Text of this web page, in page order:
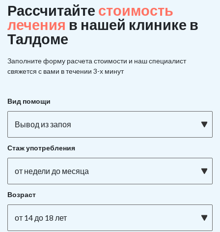
Рассчитайте стоимость
лечения в нашей клинике в
Талдоме
Заполните форму расчета стоимости и нашспециалист
свяжется с вами в течении 3-х минут
Вид помощи
Вывод из запоя
Стаж употребления
от недели до месяца
Возраст
от 14 до 18 лет